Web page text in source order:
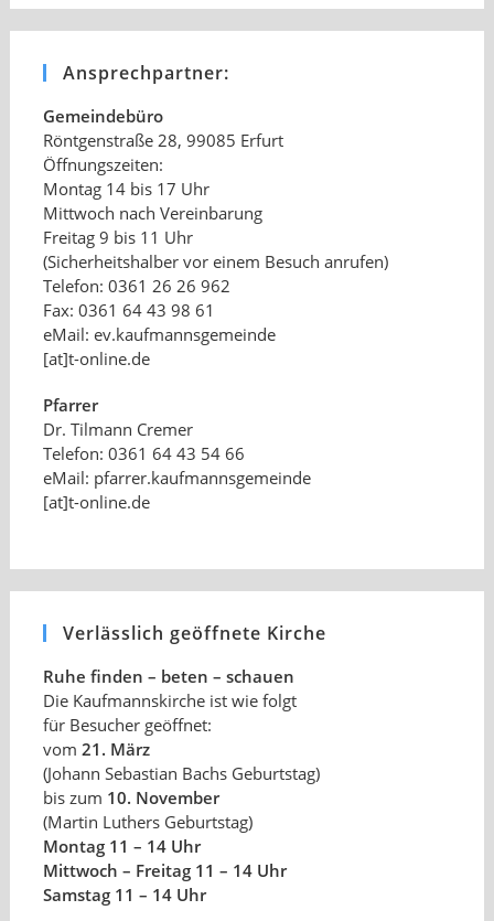
Ansprechpartner:
Gemeindebüro
Röntgenstraße 28, 99085 Erfurt
Öffnungszeiten:
Montag 14 bis 17 Uhr
Mittwoch nach Vereinbarung
Freitag 9 bis 11 Uhr
(Sicherheitshalber vor einem Besuch anrufen)
Telefon: 0361 26 26 962
Fax: 0361 64 43 98 61
eMail: ev.kaufmannsgemeinde
[at]t-online.de
Pfarrer
Dr. Tilmann Cremer
Telefon: 0361 64 43 54 66
eMail: pfarrer.kaufmannsgemeinde
[at]t-online.de
Verlässlich geöffnete Kirche
Ruhe finden – beten – schauen
Die Kaufmannskirche ist wie folgt
für Besucher geöffnet:
vom 21. März
(Johann Sebastian Bachs Geburtstag)
bis zum 10. November
(Martin Luthers Geburtstag)
Montag 11 – 14 Uhr
Mittwoch – Freitag 11 – 14 Uhr
Samstag 11 – 14 Uhr